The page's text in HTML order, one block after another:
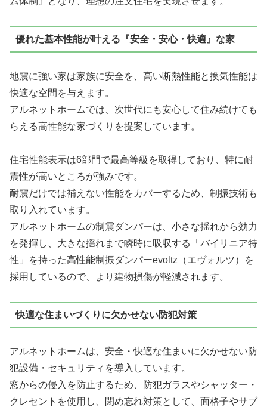
優れた基本性能が叶える『安全・安心・快適』な家
地震に強い家は家族に安全を、高い断熱性能と換気性能は
快適な空間を与えます。
アルネットホームでは、次世代にも安心して住み続けても
らえる高性能な家づくりを提案しています。
住宅性能表示は6部門で最高等級を取得しており、特に耐
震性が高いところが強みです。
耐震だけでは補えない性能をカバーするため、制振技術も
取り入れています。
アルネットホームの制震ダンパーは、小さな揺れから効力
を発揮し、大きな揺れまで瞬時に吸収する「バイリニア特
性」を持った高性能制振ダンパーevoltz（エヴォルツ）を
採用しているので、より建物損傷が軽減されます。
快適な住まいづくりに欠かせない防犯対策
アルネットホームは、安全・快適な住まいに欠かせない防
犯設備・セキュリティを導入しています。
窓からの侵入を防止するため、防犯ガラスやシャッター・
クレセントを使用し、閉め忘れ対策として、面格子やサブ